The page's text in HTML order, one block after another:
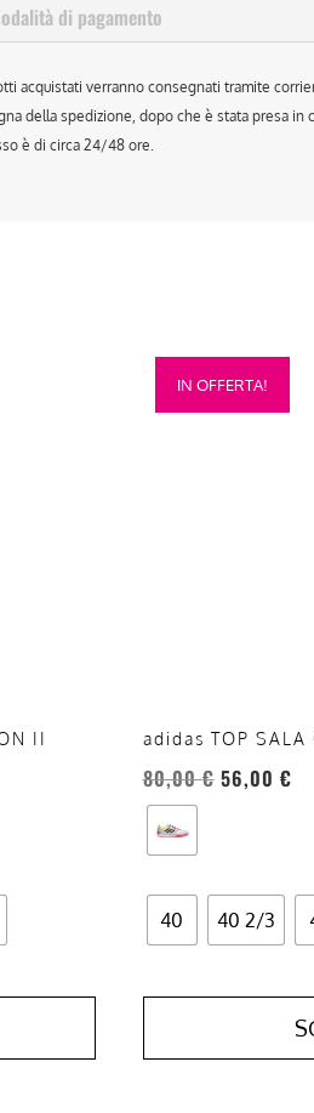
di pagamento
acquistati verranno consegnati tramite
della spedizione, dopo che è stata presa in
è di circa 24/48 ore.
II
IN OFFERTA!
adidas TOP SALA
80,00€ 56,00 €
40 40 2/3
Questo
prodotto
del
prodotto